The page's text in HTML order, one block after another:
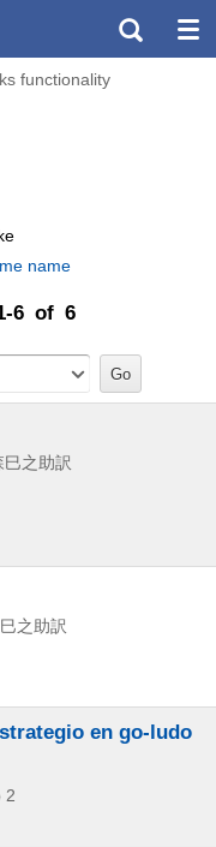
functionality
name
6 of 6
之助訳
之助訳
en go-ludo
2